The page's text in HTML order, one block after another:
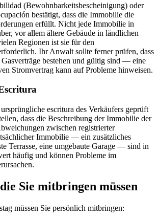
(Bewohnbarkeitsbescheinigung) oder
bestätigt, dass die Immobilie die
erfüllt. Nicht jede Immobilie in
vor allem ältere Gebäude in ländlichen
Regionen ist sie für den
Ihr Anwalt sollte ferner prüfen, dass
bestehen und gültig sind — eine
Stromvertrag kann auf Probleme hinweisen.
escritura des Verkäufers geprüft
dass die Beschreibung der Immobilie der
zwischen registrierter
Immobilie — ein zusätzliches
Terrasse, eine umgebaute Garage — sind in
häufig und können Probleme im
Sie mitbringen müssen
müssen Sie persönlich mitbringen: